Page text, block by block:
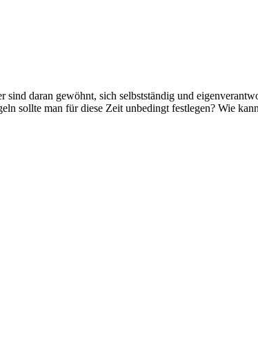
daran gewöhnt, sich selbstständig und
sollte man für diese Zeit unbedingt festlegen? Wie